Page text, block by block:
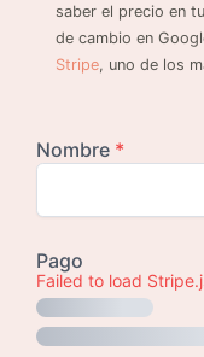
saber el precio en
de cambio en
Stripe, uno de los
Failed to load